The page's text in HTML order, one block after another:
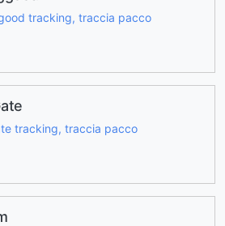
tracking, traccia pacco
tracking, traccia pacco